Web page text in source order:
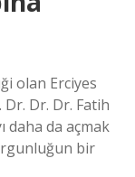
olan Erciyes
Dr. Dr. Fatih
daha da açmak
bir